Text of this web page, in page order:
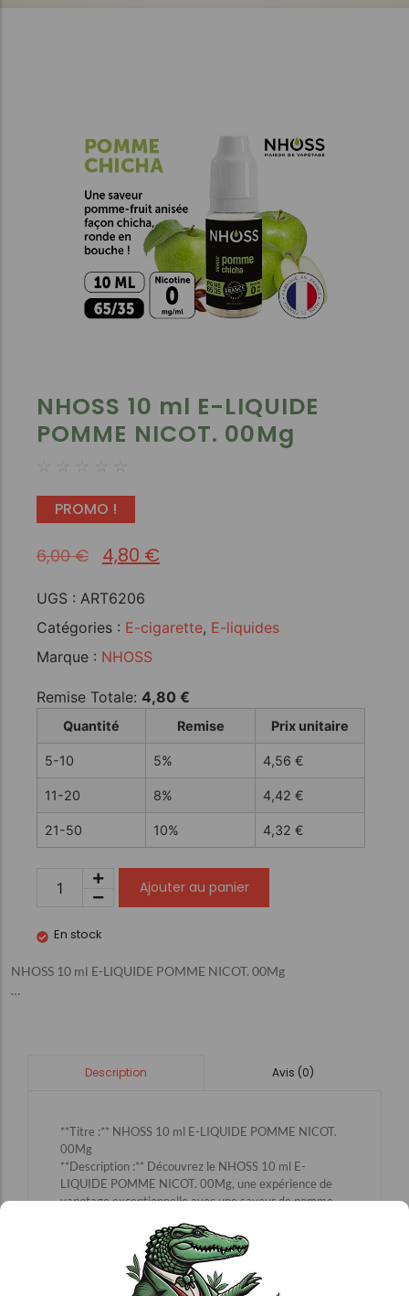
NHOSS 10 ml E-LIQUIDE
POMME NICOT. 00Mg
☆ ☆ ☆ ☆ ☆
PROMO !
6,00€ 4,80 €
UGS : ART6206
Catégories : E-cigarette, E-liquides
Marque : NHOSS
Remise Totale: 4,80 €
Quantité Remise Prix unitaire
5-10 5% 4,56 €
11-20 8% 4,42 €
21-50 10% 4,32 €
Ajouter au panier
En stock
NHOSS 10 ml E-LIQUIDE POMME NICOT. 00Mg
…
Description Avis (0)
**Titre :** NHOSS 10 ml E-LIQUIDE POMME NICOT.
00Mg
**Description :** Découvrez le NHOSS 10 ml E-
LIQUIDE POMME NICOT. 00Mg, une expérience de
vapotage exceptionnelle avec une saveur de pomme
de e-cigarette cherchant une alternative saine et de
qualité au tabac traditionnel. Ce produit est idéal pour
ceux qui souhaitent profiter du plaisir de vapoter sans
les effets de la nicotine. Disponible chez Kiosque Le